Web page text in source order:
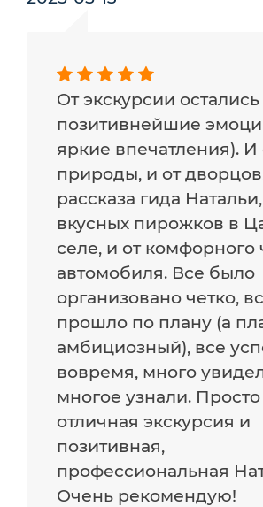
От экскурсии остались
позитивнейшие
яркие впечатления). И
природы, и от
рассказа гида
вкусных пирожков в
селе, и от комфорного
автомобиля. Все было
организовано четко,
прошло по плану (а
амбициозный), все
вовремя, много
многое узнали. Просто
отличная экскурсия и
позитивная,
профессиональная
Очень рекомендую!